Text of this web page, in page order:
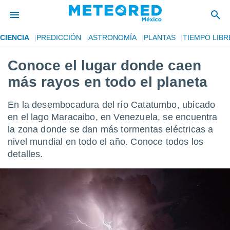
de
ha sido
para
que se
calidad.
a este
las
CIENCIA PREDICCIÓN ASTRONOMÍA PLANTAS TIEMPO
Conoce el lugar donde caen
más rayos en todo el planeta
En la desembocadura del río Catatumbo, ubicado
en el lago Maracaibo, en Venezuela, se encuentra
la zona donde se dan más tormentas eléctricas a
nivel mundial en todo el año. Conoce todos los
detalles.